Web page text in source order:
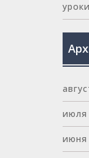
июля
июня